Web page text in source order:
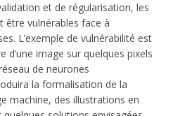
et de régularisation, les
être vulnérables face à
L’exemple de vulnérabilité est
d’une image sur quelques pixels
de neurones
la formalisation de la
machine, des illustrations en